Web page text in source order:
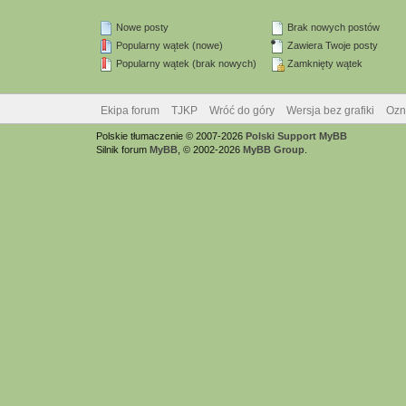
Nowe posty
Popularny wątek (nowe)
Popularny wątek (brak nowych)
Brak nowych postów
Zawiera Twoje posty
Zamknięty wątek
Ekipa forum TJKP Wróć do góry Wersja bez grafiki
Polskie tłumaczenie © 2007-2026 Polski Support MyBB
Silnik forum MyBB, © 2002-2026 MyBB Group.